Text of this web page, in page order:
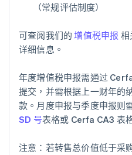
（常规评估制度）
可查阅我们的增值税申报 相
详细信息。
年度增值税申报需通过
提交，并需根据上一财年的
款。月度申报与季度申报则
SD 号表格或 Cerfa CA3 表
注意：若转售总价值低于采